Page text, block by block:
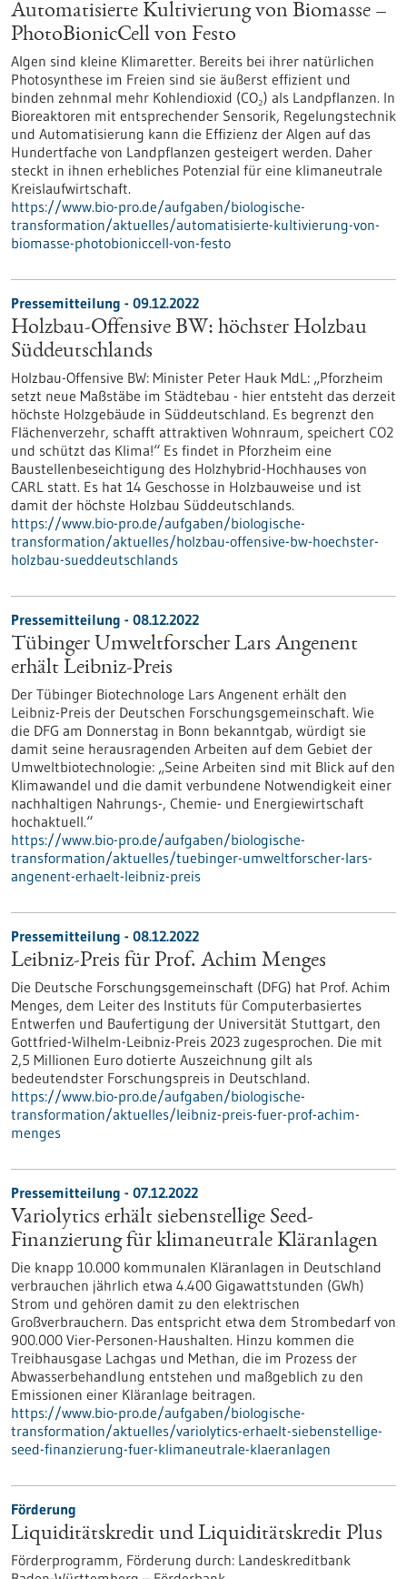
Automatisierte Kultivierung von Biomasse –
PhotoBionicCell von Festo
Algen sind kleine Klimaretter. Bereits bei ihrer natürlichen
Photosynthese im Freien sind sie äußerst effizient und
binden zehnmal mehr Kohlendioxid (CO₂) als Landpflanzen. In
Bioreaktoren mit entsprechender Sensorik, Regelungstechnik
und Automatisierung kann die Effizienz der Algen auf das
Hundertfache von Landpflanzen gesteigert werden. Daher
steckt in ihnen erhebliches Potenzial für eine klimaneutrale
Kreislaufwirtschaft.
https://www.bio-pro.de/aufgaben/biologische-
transformation/aktuelles/automatisierte-kultivierung-von-
biomasse-photobioniccell-von-festo
Pressemitteilung - 09.12.2022
Holzbau-Offensive BW: höchster Holzbau
Süddeutschlands
Holzbau-Offensive BW: Minister Peter Hauk MdL: „Pforzheim
setzt neue Maßstäbe im Städtebau - hier entsteht das derzeit
höchste Holzgebäude in Süddeutschland. Es begrenzt den
Flächenverzehr, schafft attraktiven Wohnraum, speichert CO2
und schützt das Klima!“ Es findet in Pforzheim eine
Baustellenbeseichtigung des Holzhybrid-Hochhauses von
CARL statt. Es hat 14 Geschosse in Holzbauweise und ist
damit der höchste Holzbau Süddeutschlands.
https://www.bio-pro.de/aufgaben/biologische-
transformation/aktuelles/holzbau-offensive-bw-hoechster-
holzbau-sueddeutschlands
Pressemitteilung - 08.12.2022
Tübinger Umweltforscher Lars Angenent
erhält Leibniz-Preis
Der Tübinger Biotechnologe Lars Angenent erhält den
Leibniz-Preis der Deutschen Forschungsgemeinschaft. Wie
die DFG am Donnerstag in Bonn bekanntgab, würdigt sie
damit seine herausragenden Arbeiten auf dem Gebiet der
Umweltbiotechnologie: „Seine Arbeiten sind mit Blick auf den
Klimawandel und die damit verbundene Notwendigkeit einer
nachhaltigen Nahrungs-, Chemie- und Energiewirtschaft
hochaktuell.“
https://www.bio-pro.de/aufgaben/biologische-
transformation/aktuelles/tuebinger-umweltforscher-lars-
angenent-erhaelt-leibniz-preis
Pressemitteilung - 08.12.2022
Leibniz-Preis für Prof. Achim Menges
Die Deutsche Forschungsgemeinschaft (DFG) hat Prof. Achim
Menges, dem Leiter des Instituts für Computerbasiertes
Entwerfen und Baufertigung der Universität Stuttgart, den
Gottfried-Wilhelm-Leibniz-Preis 2023 zugesprochen. Die mit
2,5 Millionen Euro dotierte Auszeichnung gilt als
bedeutendster Forschungspreis in Deutschland.
https://www.bio-pro.de/aufgaben/biologische-
transformation/aktuelles/leibniz-preis-fuer-prof-achim-
menges
Pressemitteilung - 07.12.2022
Variolytics erhält siebenstellige Seed-
Finanzierung für klimaneutrale Kläranlagen
Die knapp 10.000 kommunalen Kläranlagen in Deutschland
verbrauchen jährlich etwa 4.400 Gigawattstunden (GWh)
Strom und gehören damit zu den elektrischen
Großverbrauchern. Das entspricht etwa dem Strombedarf von
900.000 Vier-Personen-Haushalten. Hinzu kommen die
Treibhausgase Lachgas und Methan, die im Prozess der
Abwasserbehandlung entstehen und maßgeblich zu den
Emissionen einer Kläranlage beitragen.
https://www.bio-pro.de/aufgaben/biologische-
transformation/aktuelles/variolytics-erhaelt-siebenstellige-
seed-finanzierung-fuer-klimaneutrale-klaeranlagen
Förderung
Liquiditätskredit und Liquiditätskredit Plus
Förderprogramm, Förderung durch: Landeskreditbank